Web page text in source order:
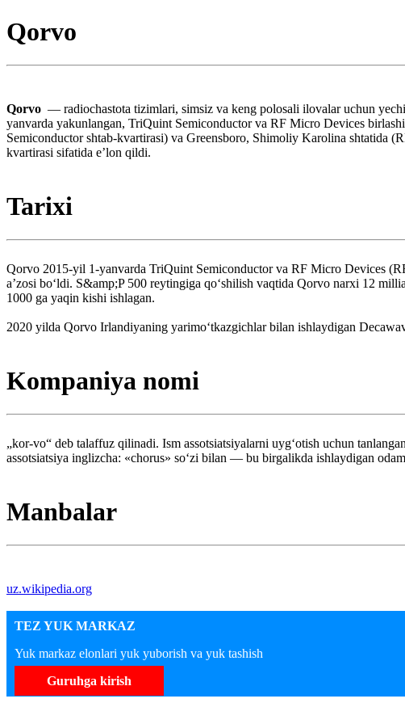
Qorvo
Qorvo — radiochastota tizimlari, simsiz va keng polosali ilovalar uchun
yanvarda yakunlangan, TriQuint Semiconductor va RF Micro Devices
Semiconductor shtab-kvartirasi) va Greensboro, Shimoliy Karolina shtatida
kvartirasi sifatida eʼlon qildi.
Tarixi
Qorvo 2015-yil 1-yanvarda TriQuint Semiconductor va RF Micro Devices
aʼzosi boʻldi. S&amp;P 500 reytingiga qo‘shilish vaqtida Qorvo narxi 12
1000 ga yaqin kishi ishlagan.
2020 yilda Qorvo Irlandiyaning yarimoʻtkazgichlar bilan ishlaydigan
Kompaniya nomi
„kor-vo“ deb talaffuz qilinadi. Ism assotsiatsiyalarni uygʻotish uchun
assotsiatsiya inglizcha: «chorus» soʻzi bilan — bu birgalikda ishlaydigan
Manbalar
uz.wikipedia.org
TEZ YUK MARKAZ
Yuk markaz elonlari yuk yuborish va yuk tashish
Guruhga kirish